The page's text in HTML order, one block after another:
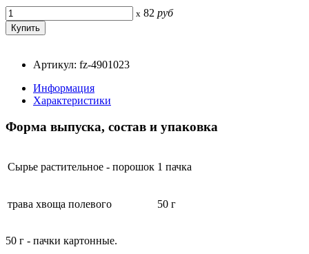
x 82 руб
Артикул: fz-4901023
Информация
Характеристики
Форма выпуска, состав и упаковка
Сырье растительное - порошок 1 пачка
трава хвоща полевого 50 г
50 г - пачки картонные.